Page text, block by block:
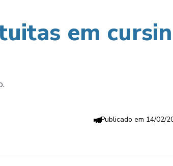
em
14/02/